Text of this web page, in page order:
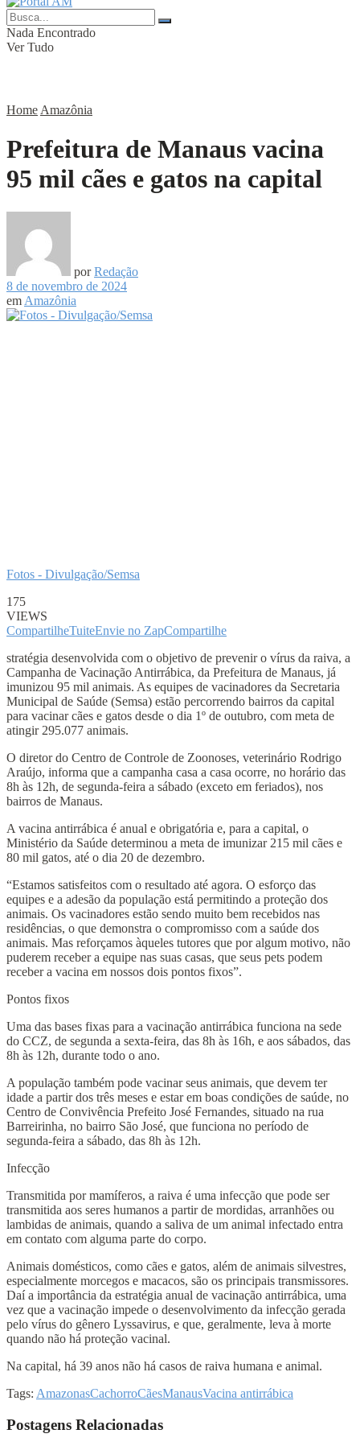
Nada Encontrado
Ver Tudo
Home Amazônia
Prefeitura de Manaus vacina
95 mil cães e gatos na capital
por Redação
8 de novembro de 2024
em Amazônia
Fotos - Divulgação/Semsa
175
VIEWS
CompartilheTuiteEnvie no ZapCompartilhe
stratégia desenvolvida com o objetivo de prevenir o vírus da raiva, a
Campanha de Vacinação Antirrábica, da Prefeitura de Manaus, já
imunizou 95 mil animais. As equipes de vacinadores da Secretaria
Municipal de Saúde (Semsa) estão percorrendo bairros da capital
para vacinar cães e gatos desde o dia 1º de outubro, com meta de
atingir 295.077 animais.
O diretor do Centro de Controle de Zoonoses, veterinário Rodrigo
Araújo, informa que a campanha casa a casa ocorre, no horário das
8h às 12h, de segunda-feira a sábado (exceto em feriados), nos
bairros de Manaus.
A vacina antirrábica é anual e obrigatória e, para a capital, o
Ministério da Saúde determinou a meta de imunizar 215 mil cães e
80 mil gatos, até o dia 20 de dezembro.
“Estamos satisfeitos com o resultado até agora. O esforço das
equipes e a adesão da população está permitindo a proteção dos
animais. Os vacinadores estão sendo muito bem recebidos nas
residências, o que demonstra o compromisso com a saúde dos
animais. Mas reforçamos àqueles tutores que por algum motivo, não
puderem receber a equipe nas suas casas, que seus pets podem
receber a vacina em nossos dois pontos fixos”.
Pontos fixos
Uma das bases fixas para a vacinação antirrábica funciona na sede
do CCZ, de segunda a sexta-feira, das 8h às 16h, e aos sábados, das
8h às 12h, durante todo o ano.
A população também pode vacinar seus animais, que devem ter
idade a partir dos três meses e estar em boas condições de saúde, no
Centro de Convivência Prefeito José Fernandes, situado na rua
Barreirinha, no bairro São José, que funciona no período de
segunda-feira a sábado, das 8h às 12h.
Infecção
Transmitida por mamíferos, a raiva é uma infecção que pode ser
transmitida aos seres humanos a partir de mordidas, arranhões ou
lambidas de animais, quando a saliva de um animal infectado entra
em contato com alguma parte do corpo.
Animais domésticos, como cães e gatos, além de animais silvestres,
especialmente morcegos e macacos, são os principais transmissores.
Daí a importância da estratégia anual de vacinação antirrábica, uma
vez que a vacinação impede o desenvolvimento da infecção gerada
pelo vírus do gênero Lyssavirus, e que, geralmente, leva à morte
quando não há proteção vacinal.
Na capital, há 39 anos não há casos de raiva humana e animal.
Tags: AmazonasCachorroCãesManausVacina antirrábica
Postagens Relacionadas